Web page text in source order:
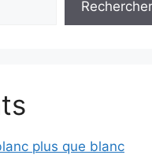
Rechercher
plus que blanc